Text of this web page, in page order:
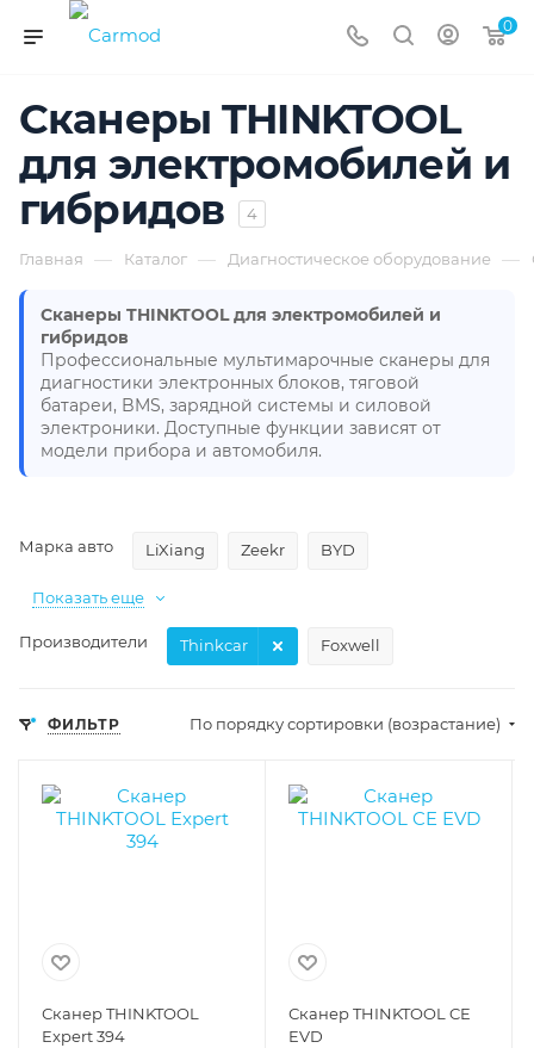
0
Сканеры THINKTOOL
для электромобилей и
гибридов
4
Главная — Каталог — Диагностическое оборудование —
Сканеры THINKTOOL для электромобилей и
гибридов
Профессиональные мультимарочные сканеры для
диагностики электронных блоков, тяговой
батареи, BMS, зарядной системы и силовой
электроники. Доступные функции зависят от
модели прибора и автомобиля.
Марка авто LiXiang Zeekr BYD
Показать еще
Производители Thinkcar Foxwell
ФИЛЬТР По порядку сортировки (возрастание)
Сканер THINKTOOL
Expert 394
Сканер THINKTOOL CE
EVD